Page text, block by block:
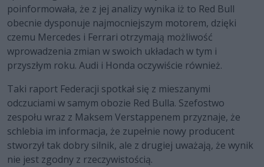
poinformowała, że z jej analizy wynika iż to Red Bull
obecnie dysponuje najmocniejszym motorem, dzięki
czemu Mercedes i Ferrari otrzymają możliwość
wprowadzenia zmian w swoich układach w tym i
przyszłym roku. Audi i Honda oczywiście również.
Taki raport Federacji spotkał się z mieszanymi
odczuciami w samym obozie Red Bulla. Szefostwo
zespołu wraz z Maksem Verstappenem przyznaje, że
schlebia im informacja, że zupełnie nowy producent
stworzył tak dobry silnik, ale z drugiej uważają, że wynik
nie jest zgodny z rzeczywistością.